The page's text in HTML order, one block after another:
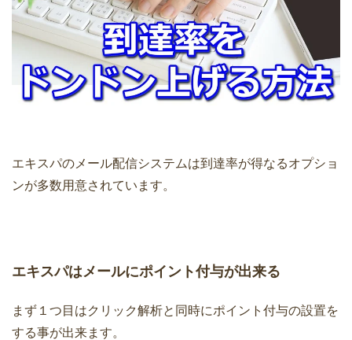
エキスパのメール配信システムは到達率が得なるオプショ
ンが多数用意されています。
エキスパはメールにポイント付与が出来る
まず１つ目はクリック解析と同時にポイント付与の設置を
する事が出来ます。